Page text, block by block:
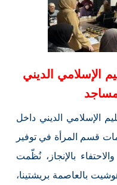
الإسلامي الديني
الإسلامي الديني داخل
قسم المرأة في توفير
بالإنجاز، نُظّمت
بالعاصمة بريشتينا،